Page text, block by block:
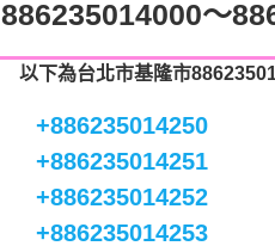
886235014000～
以下為台北市基隆市
+886235014250
+886235014251
+886235014252
+886235014253